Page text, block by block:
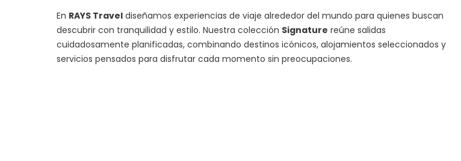
En RAYS Travel diseñamos experiencias de viaje alrededor del mundo para quienes buscan
descubrir con tranquilidad y estilo. Nuestra colección Signature reúne salidas
cuidadosamente planificadas, combinando destinos icónicos, alojamientos seleccionados y
servicios pensados para disfrutar cada momento sin preocupaciones.